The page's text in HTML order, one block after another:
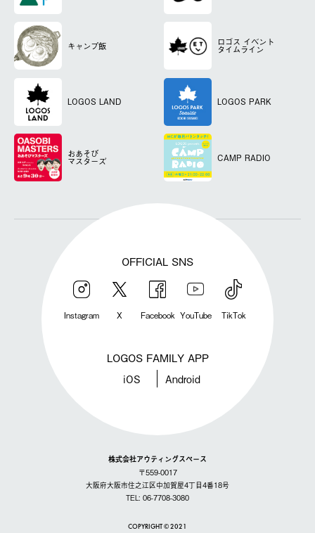
キャンプ飯 ロゴス イベント
タイムライン
LOGOS LAND LOGOS PARK
おあそび
マスターズ CAMP RADIO
OFFICIAL SNS
Instagram X Facebook YouTube TikTok
LOGOS FAMILY APP
iOS Android
株式会社アウティングスペース
〒559-0017
大阪府大阪市住之江区中加賀屋4丁目4番18号
TEL: 06-7708-3080
COPYRIGHT © 2021